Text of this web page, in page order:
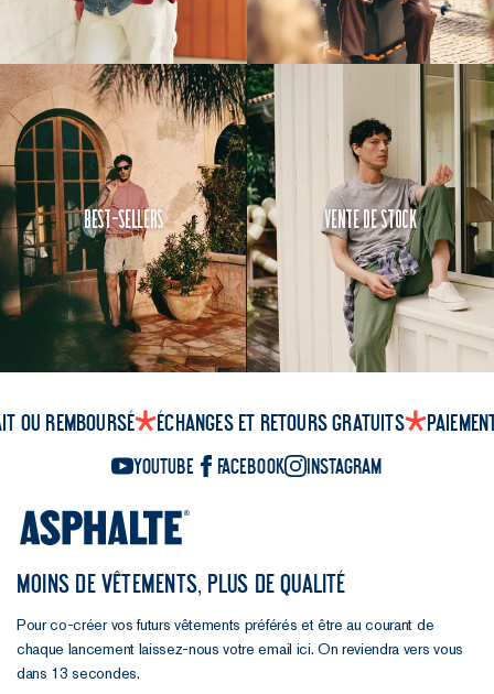
Best-Sellers Vente de Stock
ou remboursé Échanges et retours gratuits
YouTube Facebook Instagram
MOINS DE VÊTEMENTS, PLUS DE QUALITÉ
Pour co-créer vos futurs vêtements préférés et être au courant de
chaque lancement laissez-nous votre email ici. On reviendra vers vous
dans 13 secondes.